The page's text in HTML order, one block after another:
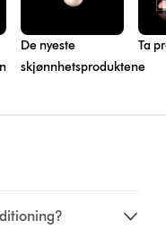
De nyeste
skjønnhetsproduktene
Ta